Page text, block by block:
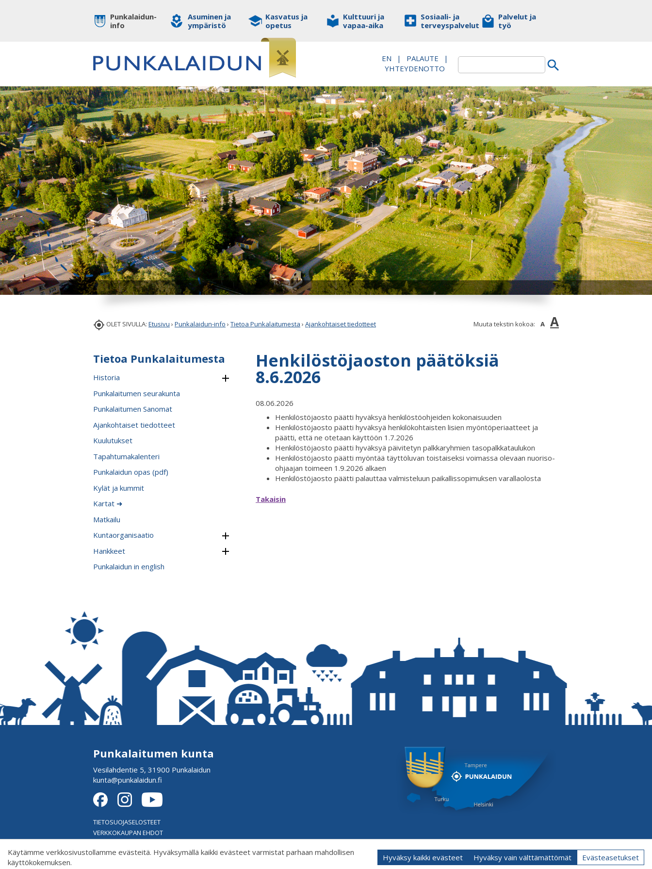
Käytämme verkkosivustollamme evästeitä. Hyväksymällä kaikki evästeet varmistat parhaan mahdollisen
käyttökokemuksen.
Hyväksy kaikki evästeet Hyväksy vain välttämättömät Evästeasetukset
Punkalaidun-
info
Asuminen ja
ympäristö
Kasvatus ja
opetus
Kulttuuri ja
vapaa-aika
Sosiaali- ja
terveyspalvelut
Palvelut ja
työ
EN | PALAUTE
|
YHTEYDENOTTO
 OLET SIVULLA: Etusivu › Punkalaidun-info › Tietoa Punkalaitumesta › Ajankohtaiset tiedotteet Muuta tekstin kokoa: A A
Tietoa Punkalaitumesta
Historia
Punkalaitumen seurakunta
Punkalaitumen Sanomat
Ajankohtaiset tiedotteet
Kuulutukset
Tapahtumakalenteri
Punkalaidun opas (pdf)
Kylät ja kummit
Kartat ➜
Matkailu
Kuntaorganisaatio
Hankkeet
Punkalaidun in english
Henkilöstöjaoston päätöksiä
8.6.2026
08.06.2026
Henkilöstöjaosto päätti hyväksyä henkilöstöohjeiden kokonaisuuden
Henkilöstöjaosto päätti hyväksyä henkilökohtaisten lisien myöntöperiaatteet ja
päätti, että ne otetaan käyttöön 1.7.2026
Henkilöstöjaosto päätti hyväksyä päivitetyn palkkaryhmien tasopalkkataulukon
Henkilöstöjaosto päätti myöntää täyttöluvan toistaiseksi voimassa olevaan nuoriso-
ohjaajan toimeen 1.9.2026 alkaen
Henkilöstöjaosto päätti palauttaa valmisteluun paikallissopimuksen varallaolosta
Takaisin
Punkalaitumen kunta
Vesilahdentie 5, 31900 Punkalaidun
kunta@punkalaidun.fi
TIETOSUOJASELOSTEET
VERKKOKAUPAN EHDOT
EVÄSTEASETUKSET